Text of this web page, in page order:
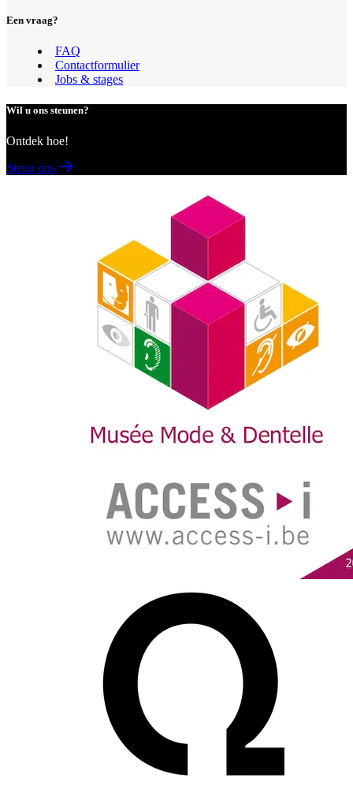
Een vraag?
FAQ
Contactformulier
Jobs & stages
Wil u ons steunen?
Ontdek hoe!
Steun ons